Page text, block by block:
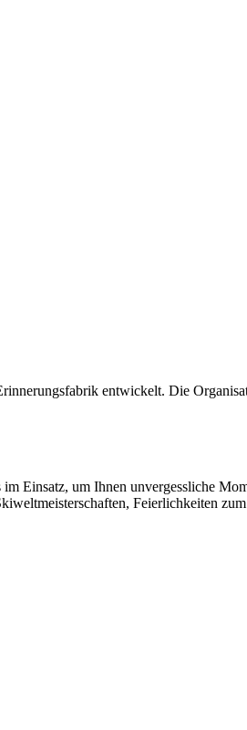
entwickelt. Die
Einsatz, um Ihnen unvergessliche
Feierlichkeiten zum